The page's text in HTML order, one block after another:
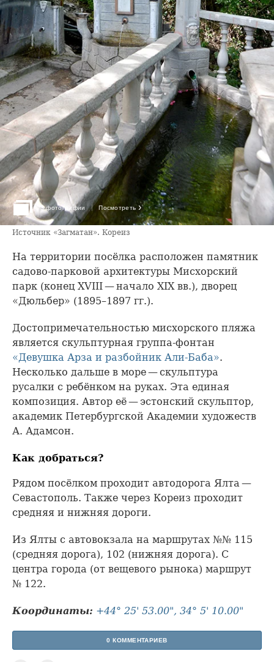
3 фотографии Посмотреть ›
Источник «Загматан». Кореиз
На территории посёлка расположен памятник
садово-парковой архитектуры Мисхорский
парк (конец XVIII — начало XIX вв.), дворец
«Дюльбер» (1895–1897 гг.).
Достопримечательностью мисхорского пляжа
является скульптурная группа-фонтан
«Девушка Арза и разбойник Али-Баба».
Несколько дальше в море — скульптура
русалки с ребёнком на руках. Эта единая
композиция. Автор её — эстонский скульптор,
академик Петербургской Академии художеств
А. Адамсон.
Как добраться?
Рядом посёлком проходит автодорога Ялта —
Севастополь. Также через Кореиз проходит
средняя и нижняя дороги.
Из Ялты с автовокзала на маршрутах №№ 115
(средняя дорога), 102 (нижняя дорога). С
центра города (от вещевого рынока) маршрут
№ 122.
Координаты: +44° 25' 53.00", 34° 5' 10.00"
0 КОММЕНТАРИЕВ